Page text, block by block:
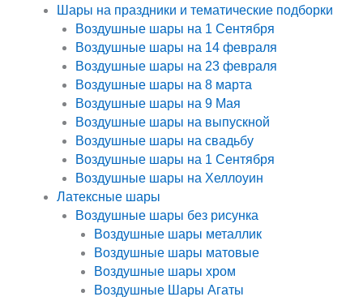
Шары на праздники и тематические подборки
Воздушные шары на 1 Сентября
Воздушные шары на 14 февраля
Воздушные шары на 23 февраля
Воздушные шары на 8 марта
Воздушные шары на 9 Мая
Воздушные шары на выпускной
Воздушные шары на свадьбу
Воздушные шары на 1 Сентября
Воздушные шары на Хеллоуин
Латексные шары
Воздушные шары без рисунка
Воздушные шары металлик
Воздушные шары матовые
Воздушные шары хром
Воздушные Шары Агаты